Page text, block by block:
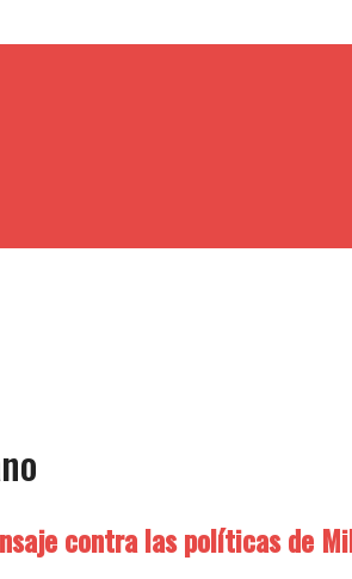
contra las políticas de